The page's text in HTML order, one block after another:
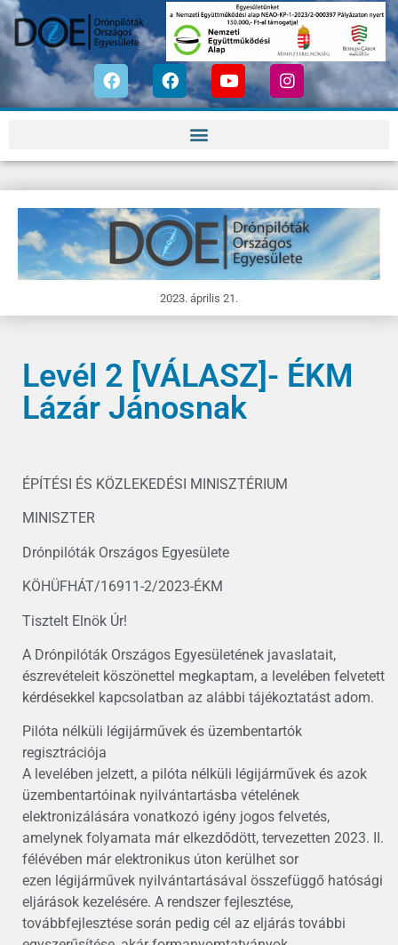
2023. április 21.
Levél 2 [VÁLASZ]- ÉKM
Lázár Jánosnak
ÉPÍTÉSI ÉS KÖZLEKEDÉSI MINISZTÉRIUM
MINISZTER
Drónpilóták Országos Egyesülete
KÖHÜFHÁT/16911-2/2023-ÉKM
Tisztelt Elnök Úr!
A Drónpilóták Országos Egyesületének javaslatait,
észrevételeit köszönettel megkaptam, a levelében felvetett
kérdésekkel kapcsolatban az alábbi tájékoztatást adom.
Pilóta nélküli légijárművek és üzembentartók
regisztrációja
A levelében jelzett, a pilóta nélküli légijárművek és azok
üzembentartóinak nyilvántartásba vételének
elektronizálására vonatkozó igény jogos felvetés,
amelynek folyamata már elkezdődött, tervezetten 2023. II.
félévében már elektronikus úton kerülhet sor
ezen légijárművek nyilvántartásával összefüggő hatósági
eljárások kezelésére. A rendszer fejlesztése,
továbbfejlesztése során pedig cél az eljárás további